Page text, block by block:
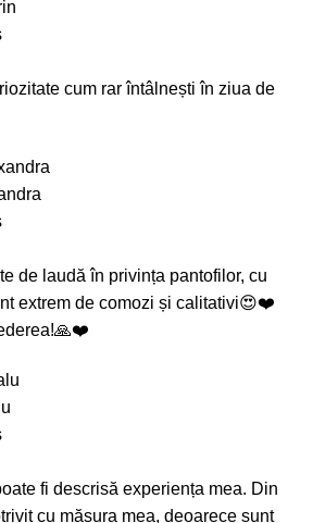
cum rar întâlnești în ziua de
de laudă în privința pantofilor, cu
extrem de comozi și calitativi😍❤️
fi descrisă experiența mea. Din
cu măsura mea, deoarece sunt